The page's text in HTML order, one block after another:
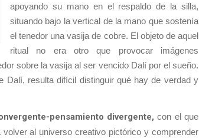
apoyando su mano en el respaldo de la silla,
situando bajo la vertical de la mano que sostenía
el tenedor una vasija de cobre. El objeto de aquel
ritual no era otro que provocar imágenes
sobre la vasija al ser vencido Dalí por el sueño.
Dalí, resulta difícil distinguir qué hay de verdad y
pensamiento divergente, con el que
al universo creativo pictórico y comprender